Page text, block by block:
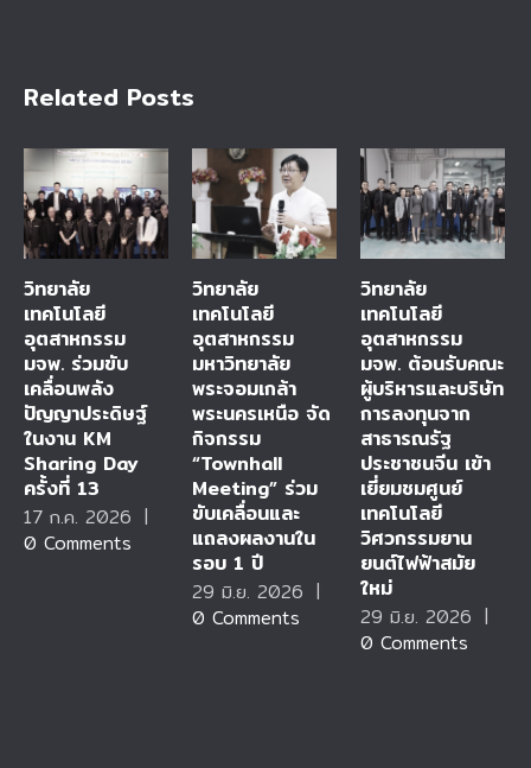
Related Posts
วิทยาลัย
เทคโนโลยี
อุตสาหกรรม
มจพ. ร่วมขับ
เคลื่อนพลัง
ปัญญาประดิษฐ์
ในงาน KM
Sharing Day
ครั้งที่ 13
17 ก.ค. 2026 |
0 Comments
วิทยาลัย
เทคโนโลยี
อุตสาหกรรม
มหาวิทยาลัย
พระจอมเกล้า
พระนครเหนือ จัด
กิจกรรม
“Townhall
Meeting” ร่วม
ขับเคลื่อนและ
แถลงผลงานใน
รอบ 1 ปี
29 มิ.ย. 2026 |
0 Comments
วิทยาลัย
เทคโนโลยี
อุตสาหกรรม
มจพ. ต้อนรับคณะ
ผู้บริหารและบริษัท
การลงทุนจาก
สาธารณรัฐ
ประชาชนจีน เข้า
เยี่ยมชมศูนย์
เทคโนโลยี
วิศวกรรมยาน
ยนต์ไฟฟ้าสมัย
ใหม่
29 มิ.ย. 2026 |
0 Comments